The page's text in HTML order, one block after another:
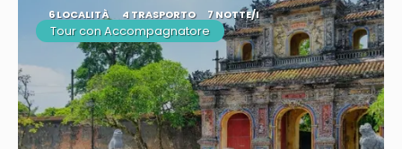
6 LOCALITÀ 4 TRASPORTO 7 NOTTE/I
Tour con Accompagnatore